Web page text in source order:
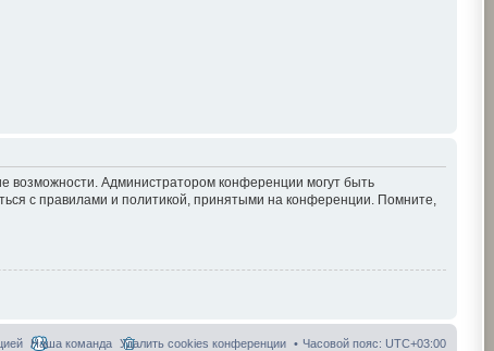
возможности. Администратором конференции могут быть
с правилами и политикой, принятыми на конференции. Помните,
Часовой пояс: UTC+03:00
Удалить cookies конференции
Наша команда